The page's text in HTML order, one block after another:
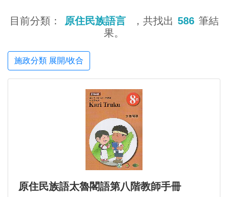
目前分類： 原住民族語言 ，共找出 586 筆結
果。
施政分類 展開/收合
原住民族語太魯閣語第八階教師手冊